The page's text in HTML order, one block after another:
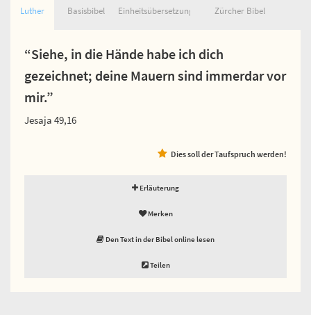
Luther Basisbibel Einheitsübersetzung Zürcher Bibel
“Siehe, in die Hände habe ich dich
gezeichnet; deine Mauern sind immerdar vor
mir.”
Jesaja 49,16
Dies soll der Taufspruch werden!
Erläuterung
Merken
Den Text in der Bibel online lesen
Teilen